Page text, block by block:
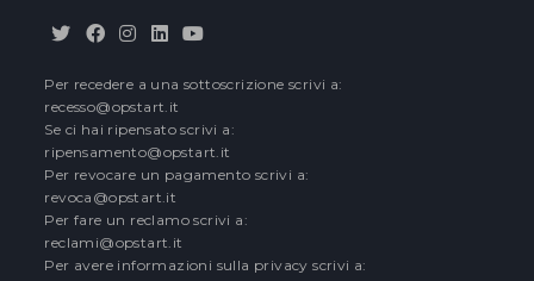
in
a
new
tab
in
a
new
in
a
new
in
a
new
tab
in
new
Per recedere a una sottoscrizione scrivi a:
recesso@opstart.it
Se ci hai ripensato scrivi a:
ripensamento@opstart.it
Per revocare un pagamento scrivi a:
revoca@opstart.it
Per fare un reclamo scrivi a:
reclami@opstart.it
Per avere informazioni sulla privacy scrivi a: